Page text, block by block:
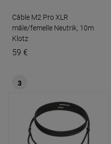
Câble M2 Pro XLR
mâle/femelle Neutrik, 10m
Klotz
59 €
3